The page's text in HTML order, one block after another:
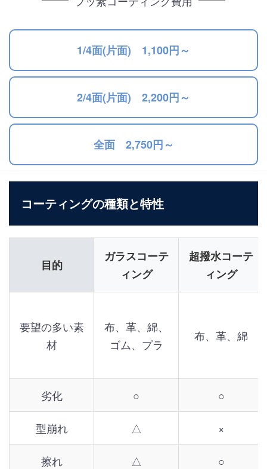
1/4面(片面) 1,100円～
2/4面(片面) 2,200円～
全面 2,750円～
コーティングの種類と特性
目的
ガラスコーテ
ィング
超撥水コーテ
ィング
要望の多い素
材
布、革、綿、
ゴム、プラ
布、革、綿
劣化 ○ ○
型崩れ △ ×
擦れ △ ○